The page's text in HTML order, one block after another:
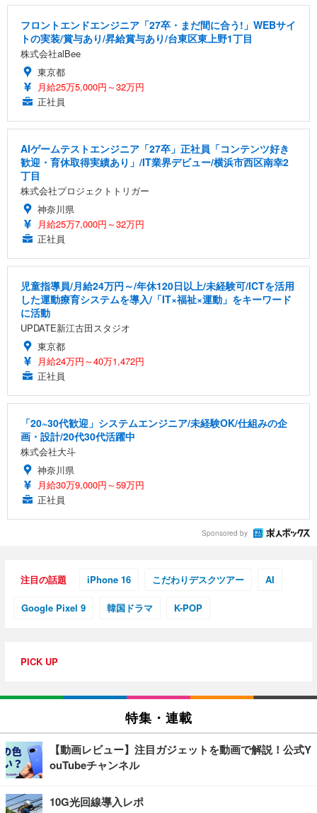
フロントエンドエンジニア「27卒・まだ間に合う!」WEBサイ
トの実装/賞与あり/昇給賞与あり/台東区東上野1丁目
株式会社alBee
東京都
月給25万5,000円～32万円
正社員
AIゲームテストエンジニア「27卒」正社員「コンテンツ好き
歓迎・育休取得実績あり」/IT業界デビュー/横浜市西区南幸2
丁目
株式会社プロジェクトトリガー
神奈川県
月給25万7,000円～32万円
正社員
児童指導員/月給24万円～/年休120日以上/未経験可/ICTを活用
した運動療育システムを導入/「IT×福祉×運動」をキーワード
に活動
UPDATE新江古田スタジオ
東京都
月給24万円～40万1,472円
正社員
「20~30代歓迎」システムエンジニア/未経験OK/仕組みの企
画・設計/20代30代活躍中
株式会社大斗
神奈川県
月給30万9,000円～59万円
正社員
Sponsored by
注目の話題 iPhone 16 こだわりデスクツアー AI
Google Pixel 9 韓国ドラマ K-POP
PICK UP
特集・連載
【動画レビュー】注目ガジェットを動画で解説！公式Y
ouTubeチャンネル
10G光回線導入レポ